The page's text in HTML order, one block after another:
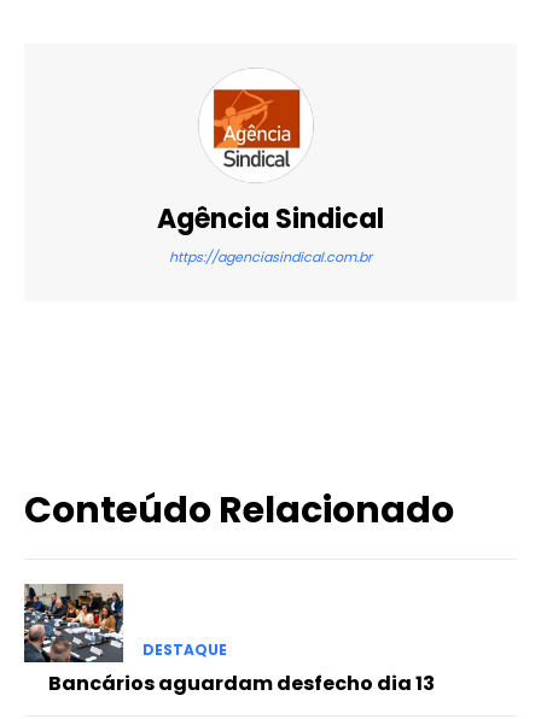
Agência Sindical
https://agenciasindical.com.br
Conteúdo Relacionado
DESTAQUE
Bancários aguardam desfecho dia 13